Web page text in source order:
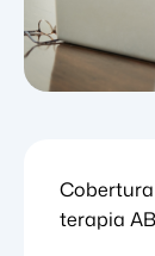
terapia